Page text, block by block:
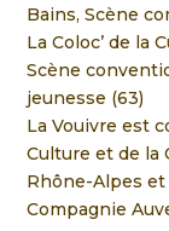
Bains, Scène
La Coloc’ de la
Scène
jeunesse (63)
La Vouivre est
Culture et de la
Rhône-Alpes
Compagnie